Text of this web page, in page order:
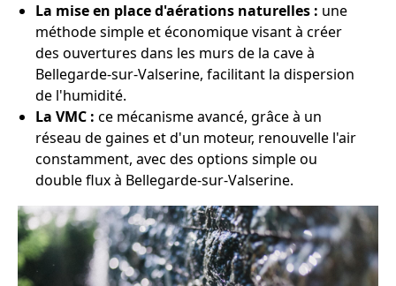
La mise en place d'aérations naturelles : une
méthode simple et économique visant à créer
des ouvertures dans les murs de la cave à
Bellegarde-sur-Valserine, facilitant la dispersion
de l'humidité.
La VMC : ce mécanisme avancé, grâce à un
réseau de gaines et d'un moteur, renouvelle l'air
constamment, avec des options simple ou
double flux à Bellegarde-sur-Valserine.